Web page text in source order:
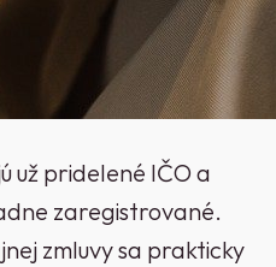
už pridelené IČO a
zaregistrované.
zmluvy sa prakticky